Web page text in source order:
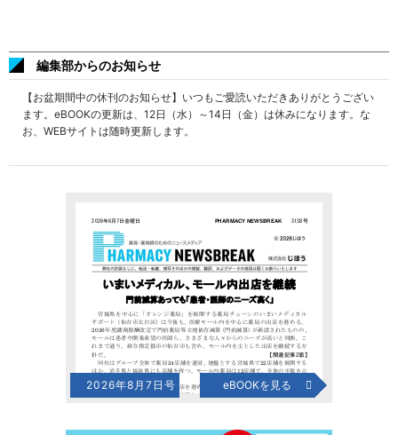
編集部からのお知らせ
【お盆期間中の休刊のお知らせ】いつもご愛読いただきありがとうござい
ます。eBOOKの更新は、12日（水）～14日（金）は休みになります。な
お、WEBサイトは随時更新します。
2026年8月7日号 eBOOKを見る